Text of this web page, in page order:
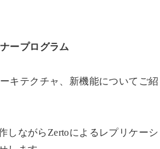
ープログラム
キテクチャ、新機能についてご紹
しながらZertoによるレプリケーシ